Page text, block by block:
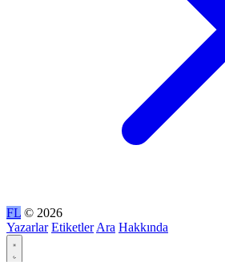
FL © 2026
Yazarlar Etiketler Ara Hakkında